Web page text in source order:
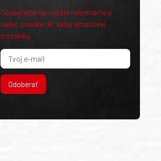
Odoberajte najnovšie informácie o
našej ponuke do Vašej emailovej
schránky.
Odoberať